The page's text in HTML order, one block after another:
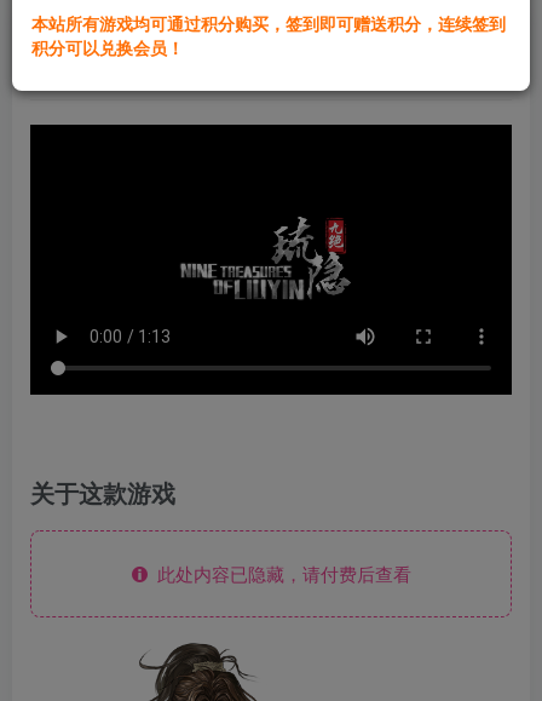
群主1号
关于这款游戏
此处内容已隐藏，请付费后查看
本站所有游戏均可通过积分购买，签到即可赠送积分，连续签到
积分可以兑换会员！